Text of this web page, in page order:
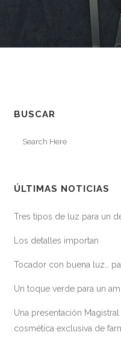
BUSCAR
ÚLTIMAS NOTICIAS
Tres tipos de luz para un
Los detalles importan
Tocador con buena luz…
Un toque verde para un
Una presentación
cosmética exclusiva de